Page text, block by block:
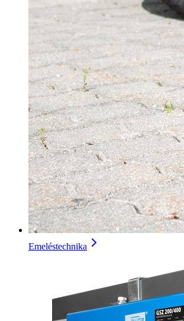
Emeléstechnika